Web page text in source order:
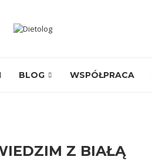
BLOG WSPÓŁPRACA
Z BIAŁĄ